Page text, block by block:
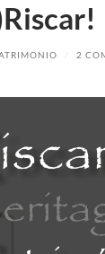
/ 2